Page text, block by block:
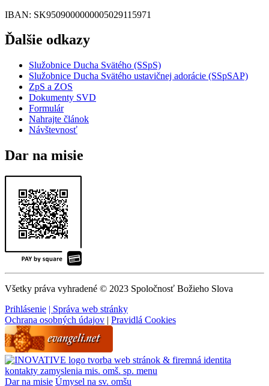
IBAN: SK9509000000005029115971
Ďalšie odkazy
Služobnice Ducha Svätého (SSpS)
Služobnice Ducha Svätého ustavičnej adorácie (SSpSAP)
ZpS a ZOS
Dokumenty SVD
Formulár
Nahrajte článok
Návštevnosť
Dar na misie
Všetky práva vyhradené © 2023 Spoločnosť Božieho Slova
Prihlásenie | Správa web stránky
Ochrana osobných údajov | Pravidlá Cookies
tvorba web stránok & firemná identita
kontakty zamyslenia mis. omš. sp. menu
Dar na misie Úmysel na sv. omšu